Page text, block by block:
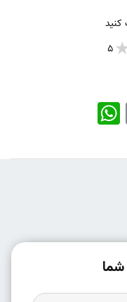
5
WhatsApp